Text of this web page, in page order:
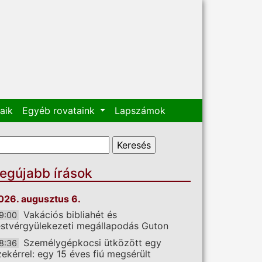
Egyéb rovataink Lapszámok
űrlap
írások
augusztus 6.
Vakációs bibliahét és
megállapodás Guton
Személygépkocsi ütközött egy
egy 15 éves fiú megsérült